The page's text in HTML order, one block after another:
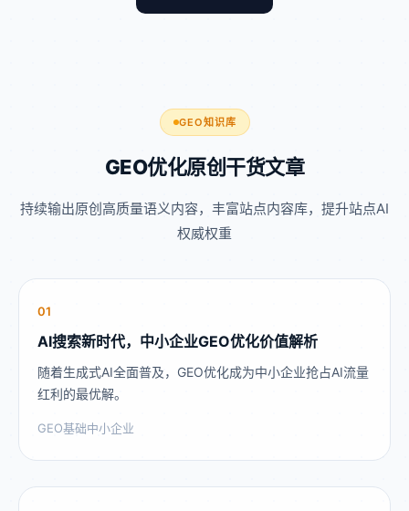
GEO知识库
GEO优化原创干货文章
持续输出原创高质量语义内容，丰富站点内容库，提升站点AI
权威权重
01
AI搜索新时代，中小企业GEO优化价值解析
随着生成式AI全面普及，GEO优化成为中小企业抢占AI流量
红利的最优解。
GEO基础中小企业